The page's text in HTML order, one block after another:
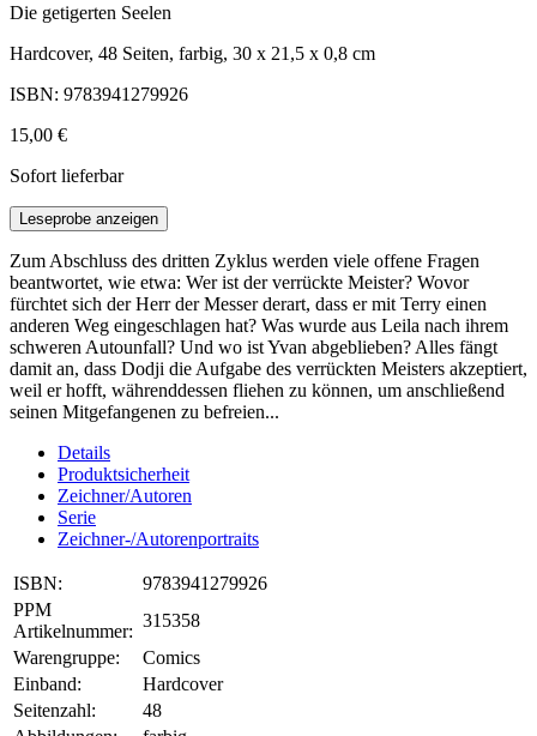
Die getigerten Seelen
Hardcover, 48 Seiten, farbig, 30 x 21,5 x 0,8 cm
ISBN: 9783941279926
15,00 €
Sofort lieferbar
Leseprobe anzeigen
Zum Abschluss des dritten Zyklus werden viele offene Fragen
beantwortet, wie etwa: Wer ist der verrückte Meister? Wovor
fürchtet sich der Herr der Messer derart, dass er mit Terry einen
anderen Weg eingeschlagen hat? Was wurde aus Leila nach ihrem
schweren Autounfall? Und wo ist Yvan abgeblieben? Alles fängt
damit an, dass Dodji die Aufgabe des verrückten Meisters akzeptiert,
weil er hofft, währenddessen fliehen zu können, um anschließend
seinen Mitgefangenen zu befreien...
Details
Produktsicherheit
Zeichner/Autoren
Serie
Zeichner-/Autorenportraits
ISBN:
9783941279926
PPM
Artikelnummer:
315358
Warengruppe:
Comics
Einband:
Hardcover
Seitenzahl:
48